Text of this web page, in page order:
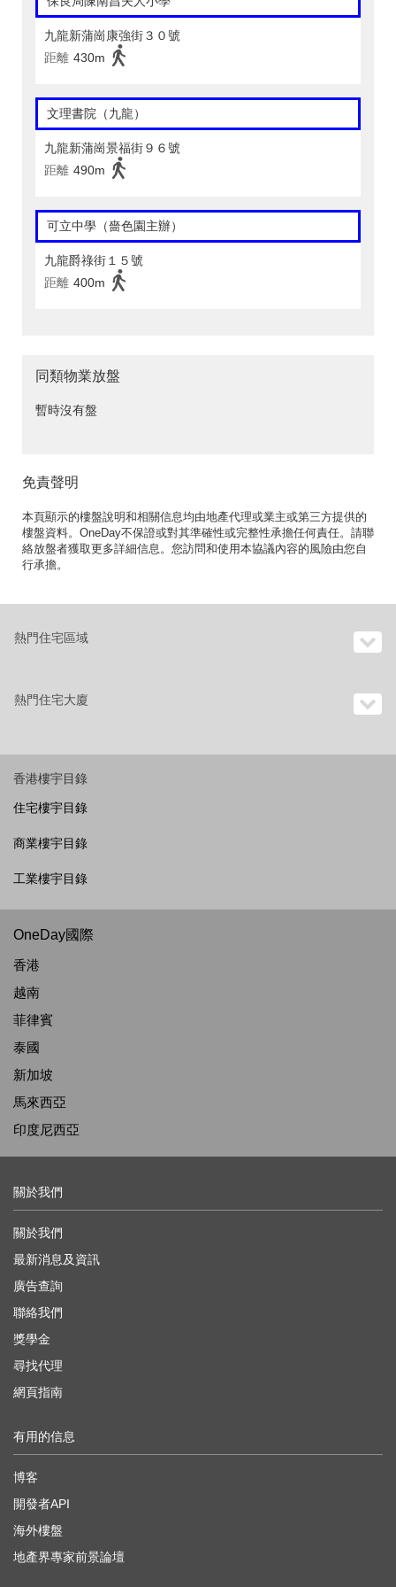
九龍新蒲崗康強街３０號
距離 430m
文理書院（九龍）
九龍新蒲崗景福街９６號
距離 490m
可立中學（嗇色園主辦）
九龍爵祿街１５號
距離 400m
同類物業放盤
暫時沒有盤
免責聲明
本頁顯示的樓盤說明和相關信息均由地產代理或業主或第三方提供的
樓盤資料。OneDay不保證或對其準確性或完整性承擔任何責任。請聯
絡放盤者獲取更多詳細信息。您訪問和使用本協議內容的風險由您自
行承擔。
熱門住宅區域
熱門住宅大廈
香港樓宇目錄
住宅樓宇目錄
商業樓宇目錄
工業樓宇目錄
OneDay國際
香港
越南
菲律賓
泰國
新加坡
馬來西亞
印度尼西亞
關於我們
關於我們
最新消息及資訊
廣告查詢
聯絡我們
獎學金
尋找代理
網頁指南
有用的信息
博客
開發者API
海外樓盤
地產界專家前景論壇